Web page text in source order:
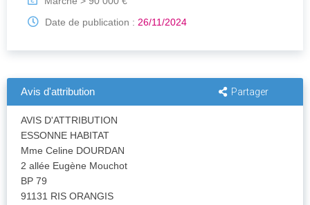
Date de publication : 26/11/2024
Avis d'attribution Partager
AVIS D'ATTRIBUTION
ESSONNE HABITAT
Mme Celine DOURDAN
2 allée Eugène Mouchot
BP 79
91131 RIS ORANGIS